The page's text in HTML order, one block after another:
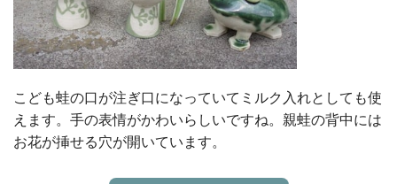
こども蛙の口が注ぎ口になっていてミルク入れとしても使
えます。手の表情がかわいらしいですね。親蛙の背中には
お花が挿せる穴が開いています。